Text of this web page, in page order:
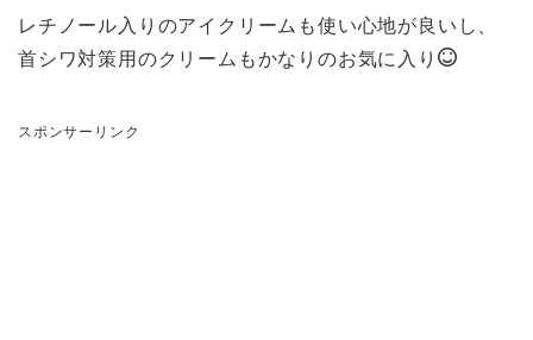
レチノール入りのアイクリームも使い心地が良いし、
首シワ対策用のクリームもかなりのお気に入り
スポンサーリンク